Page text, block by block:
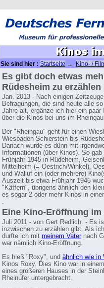
Sie sind hier : Startseite → Kino- /
Es gibt doch etwas
Rüdesheim zu erzählen
Jan. 2013 - Nach einigen
Befragungen, die sind heute alle
Jahre alt, ergänze ich hier ein paar
über die Kinos bei uns im
Der "Rheingau" geht für einen
Wiesbaden Schierstein bis
Danach wurde es dünn mit
Informationen (über Kinos). So
Frühjahr 1945 in Rüdeheim,
Mittelheim (= Oestrich/Winkel),
und Walluf ein (oder mehrere)
Auszeit bis etwa Frühjahr 1946
"Käffern", übrigens ähnlich den
es sogar 2 oder mehr Kinos in
.
Eine Kino-Eröffnung im
Juli 2011 - von Gert Redlich. - Es
inzwischen zu erzählen gibt. Als
durfte ich mit meinem Vaternach
war nämlich Kino-Eröffnung.
Es hieß "Roxy", und ähnlich wie in
Kinos Roxy. Dies Kino war in
eines größeren Hauses in der
Rheinufer untergebracht.